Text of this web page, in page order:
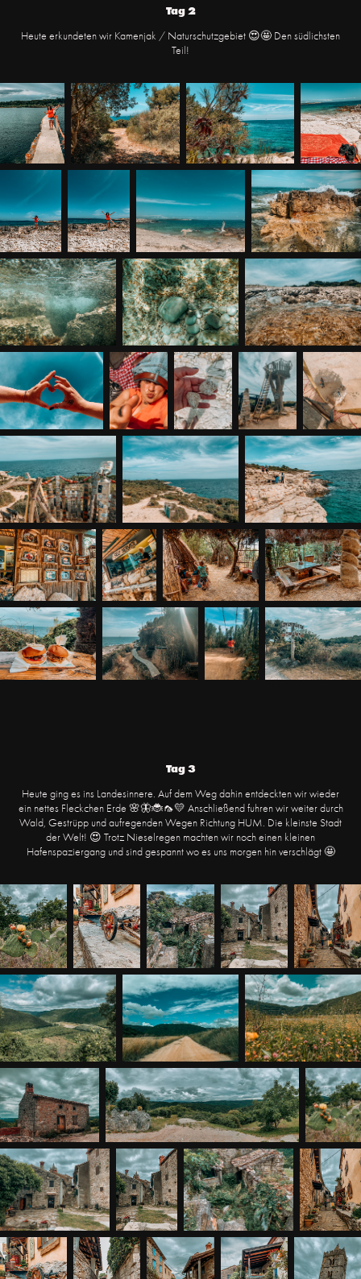
Tag 2
Heute erkundeten wir Kamenjak / Naturschutzgebiet 😍🤩 Den südlichsten
Teil!
Tag 3
Heute ging es ins Landesinnere. Auf dem Weg dahin entdeckten wir wieder
ein nettes Fleckchen Erde 🌸🦋🐞🦟💛 Anschließend fuhren wir weiter durch
Wald, Gestrüpp und aufregenden Wegen Richtung HUM. Die kleinste Stadt
der Welt! 😍 Trotz Nieselregen machten wir noch einen kleinen
Hafenspaziergang und sind gespannt wo es uns morgen hin verschlägt 🤩